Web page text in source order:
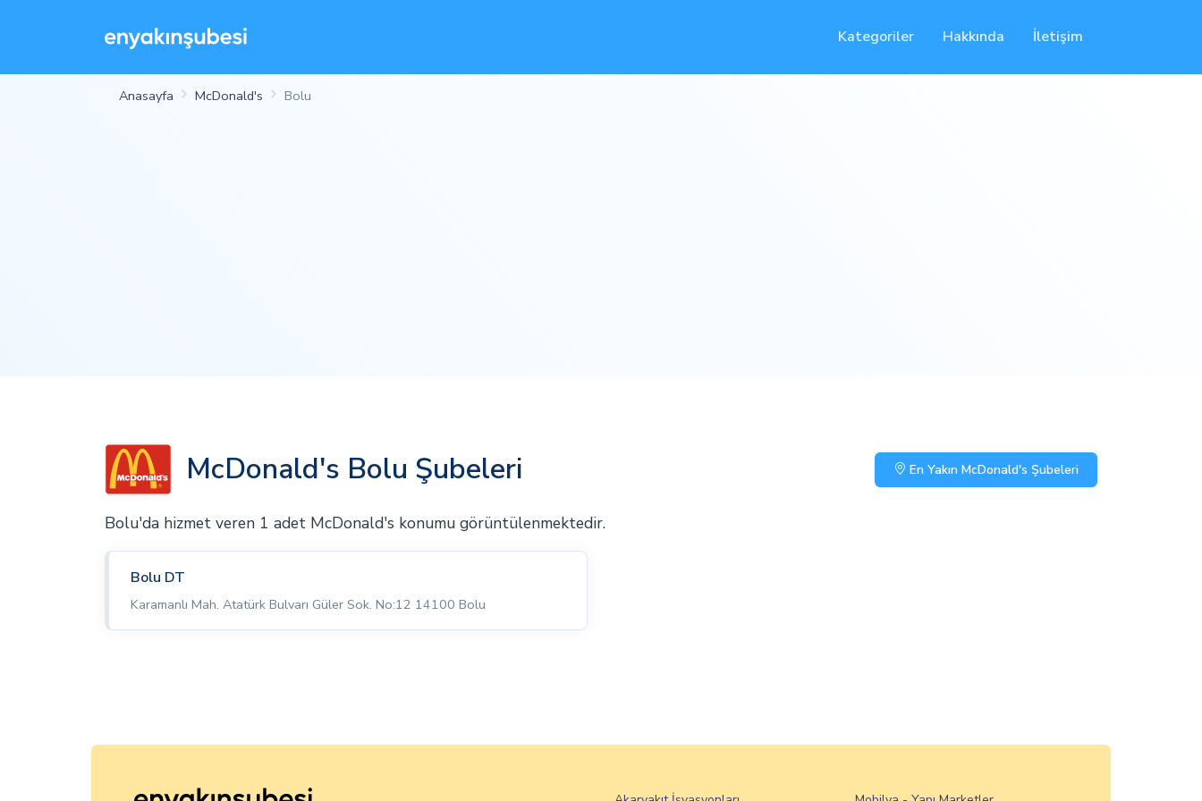
Kategoriler Hakkında İletişim
Anasayfa McDonald's Bolu
McDonald's Bolu Şubeleri En Yakın McDonald's Şubeleri
Bolu'da hizmet veren 1 adet McDonald's konumu görüntülenmektedir.
Bolu DT
Karamanlı Mah. Atatürk Bulvarı Güler Sok. No:12 14100 Bolu